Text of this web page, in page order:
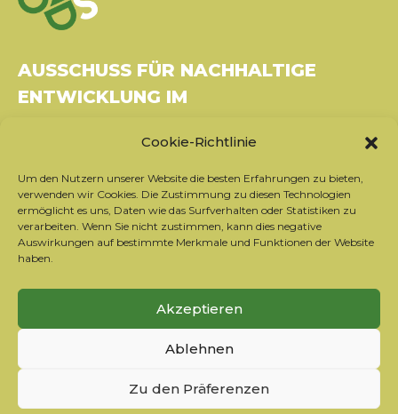
Cookie-Richtlinie
Um den Nutzern unserer Website die besten Erfahrungen zu bieten,
verwenden wir Cookies. Die Zustimmung zu diesen Technologien
ermöglicht es uns, Daten wie das Surfverhalten oder Statistiken zu
verarbeiten. Wenn Sie nicht zustimmen, kann dies negative
Auswirkungen auf bestimmte Merkmale und Funktionen der Website
haben.
Akzeptieren
Ablehnen
Zu den Präferenzen
AUSSCHUSS FÜR NACHHALTIGE
ENTWICKLUNG IM
37270 Montlouis-sur-Loire
Tel.: 06 26 49 36 81 -
contact@c2ds.eu
TwitterLinkedIn
Sich für den Newsletter anmelden
Unsere Partner
Kontaktieren Sie das Team
Rechtliche Hinweise
Datenschutzrichtlinie